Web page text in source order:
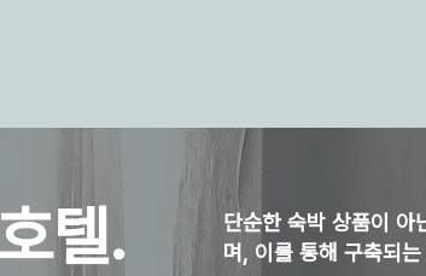
텔.
단순한 숙박 상품이 아
며, 이를 통해 구축되